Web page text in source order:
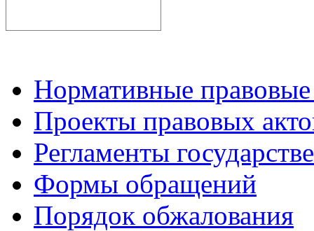
Нормативные
Проекты правовых
Регламенты
Формы обращений
Порядок обжалования